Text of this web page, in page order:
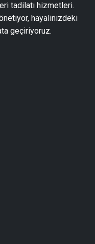
Montajı
tadilatı hizmetleri.
hayalinizdeki
geçiriyoruz.